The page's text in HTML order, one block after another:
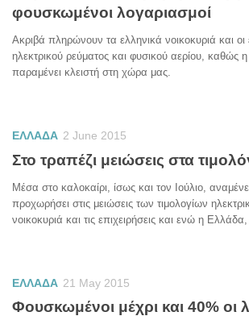
φουσκωμένοι λογαριασμοί
Ακριβά πληρώνουν τα ελληνικά νοικοκυριά και οι
ηλεκτρικού ρεύματος και φυσικού αερίου, καθώς
παραμένει κλειστή στη χώρα μας.
ΕΛΛΑΔΑ 2 June 2015
Στο τραπέζι μειώσεις στα
Μέσα στο καλοκαίρι, ίσως και τον Ιούλιο,
προχωρήσει στις μειώσεις των τιμολογίων
νοικοκυριά και τις επιχειρήσεις και ενώ η
ΕΛΛΑΔΑ 21 May 2015
Φουσκωμένοι μέχρι και 40% οι